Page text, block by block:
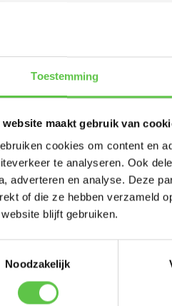
Toestemming
website maakt gebruik van
cookies om content en
te analyseren. Ook
adverteren en analyse. Deze
of die ze hebben verzameld
blijft gebruiken.
Noodzakelijk
dit product..
LIC-MX250-SEC-1YR